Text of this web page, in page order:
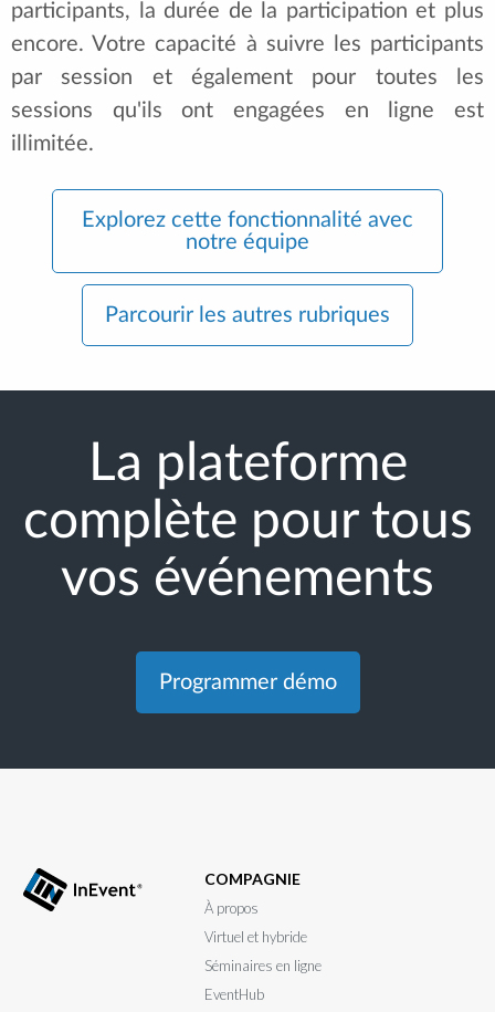
participants, la durée de la participation et plus
encore. Votre capacité à suivre les participants
par session et également pour toutes les
sessions qu'ils ont engagées en ligne est
illimitée.
Explorez cette fonctionnalité avec
notre équipe
Parcourir les autres rubriques
La plateforme
complète pour tous
vos événements
Programmer démo
COMPAGNIE
À propos
Virtuel et hybride
Séminaires en ligne
EventHub